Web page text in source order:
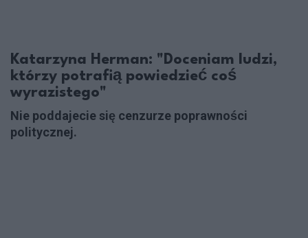
Katarzyna Herman: "Doceniam ludzi,
którzy potrafią powiedzieć coś
wyrazistego"
Nie poddajecie się cenzurze poprawności
politycznej.